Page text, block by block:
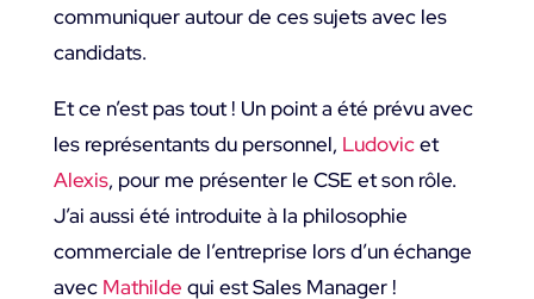
communiquer autour de ces sujets avec les
candidats.
Et ce n’est pas tout ! Un point a été prévu avec
les représentants du personnel, Ludovicet
Alexis, pour me présenter le CSE et son rôle.
J’ai aussi été introduite à la philosophie
commerciale de l’entreprise lors d’un échange
avec Mathilde qui est Sales Manager !